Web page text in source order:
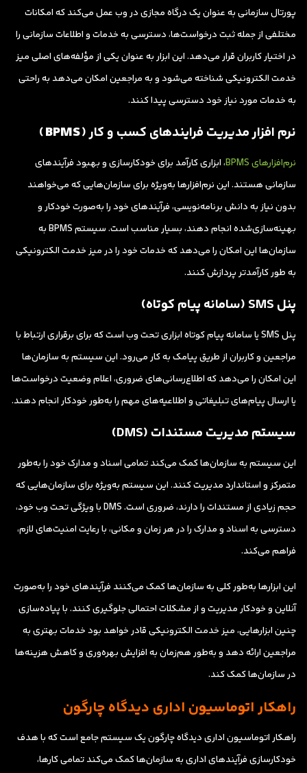
پورتال سازمانی به عنوان یک درگاه مجازی در وب عمل می‌کند که امکانات
مختلفی از جمله ثبت درخواست‌ها، دسترسی به خدمات و اطلاعات سازمانی را
در اختیار کاربران قرار می‌دهد. این ابزار به عنوان یکی از مؤلفه‌های اصلی میز
خدمت الکترونیکی شناخته می‌شود و به مراجعین امکان می‌دهد به راحتی
به خدمات مورد نیاز خود دسترسی پیدا کنند.
نرم افزار مدیریت فرایندهای کسب و کار (BPMS
)
نرم‌افزارهای BPMS
، ابزاری کارآمد برای خودکارسازی و بهبود فرآیندهای
سازمانی هستند. این نرم‌افزارها به‌ویژه برای سازمان‌هایی که می‌خواهند
بدون نیاز به دانش برنامه‌نویسی، فرآیندهای خود را به‌صورت خودکار و
بهینه‌سازی‌شده انجام دهند، بسیار مناسب است. سیستم BPMS به
سازمان‌ها این امکان را می‌دهد که خدمات خود را در میز خدمت الکترونیکی
به طور کارآمدتر پردازش کنند.
پنل SMS (سامانه پیام کوتاه)
پنل SMS یا سامانه پیام کوتاه ابزاری تحت وب است که برای برقراری ارتباط با
مراجعین و کاربران از طریق پیامک به کار می‌رود. این سیستم به سازمان‌ها
این امکان را می‌دهد که اطلاع‌رسانی‌های ضروری، اعلام وضعیت درخواست‌ها
یا ارسال پیام‌های تبلیغاتی و اطلاعیه‌های مهم را به‌طور خودکار انجام دهند.
سیستم مدیریت مستندات (DMS)
این سیستم به سازمان‌ها کمک می‌کند تمامی اسناد و مدارک خود را به‌طور
متمرکز و استاندارد مدیریت کنند. این سیستم به‌ویژه برای سازمان‌هایی که
حجم زیادی از مستندات را دارند، ضروری است. DMS با ویژگی تحت وب خود،
دسترسی به اسناد و مدارک را در هر زمان و مکانی، با رعایت امنیت‌های لازم،
فراهم می‌کند.
این ابزارها به‌طور کلی به سازمان‌ها کمک می‌کنند فرآیندهای خود را به‌صورت
آنلاین و خودکار مدیریت و از مشکلات احتمالی جلوگیری کنند. با پیاده‌سازی
چنین ابزارهایی، میز خدمت الکترونیکی قادر خواهد بود خدمات بهتری به
مراجعین ارائه دهد و به‌طور هم‌زمان به افزایش بهره‌وری و کاهش هزینه‌ها
در سازمان‌ها کمک کند.
راهکار اتوماسیون اداری دیدگاه چارگون
راهکار اتوماسیون اداری دیدگاه چارگون یک سیستم جامع است که با هدف
خودکارسازی فرآیندهای اداری به سازمان‌ها کمک می‌کند تمامی کارها،